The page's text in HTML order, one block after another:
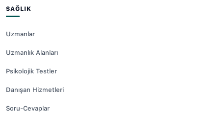
SAĞLIK
Uzmanlar
Uzmanlık Alanları
Psikolojik Testler
Danışan Hizmetleri
Soru-Cevaplar